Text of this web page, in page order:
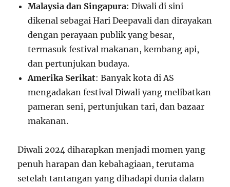
Malaysia dan Singapura: Diwali di sini
dikenal sebagai Hari Deepavali dan dirayakan
dengan perayaan publik yang besar,
termasuk festival makanan, kembang api,
dan pertunjukan budaya.
Amerika Serikat: Banyak kota di AS
mengadakan festival Diwali yang melibatkan
pameran seni, pertunjukan tari, dan bazaar
makanan.
Diwali 2024 diharapkan menjadi momen yang
penuh harapan dan kebahagiaan, terutama
setelah tantangan yang dihadapi dunia dalam